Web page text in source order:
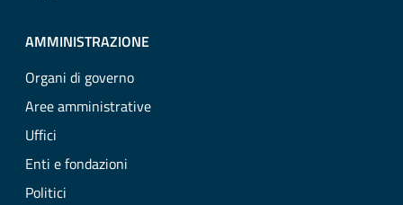
AMMINISTRAZIONE
Organi di governo
Aree amministrative
Uffici
Enti e fondazioni
Politici